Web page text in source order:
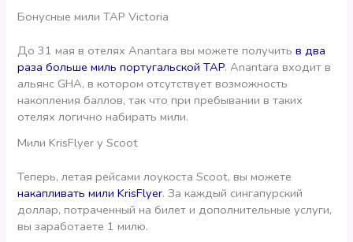
Бонусные мили TAP Victoria
До 31 мая в отелях Anantara вы можете получитьв два
раза больше миль португальской TAP. Anantara входит в
альянс GHA, в котором отсутствует возможность
накопления баллов, так что при пребывании в таких
отелях логично набирать мили.
Мили KrisFlyer у Scoot
Теперь, летая рейсами лоукоста Scoot, вы можете
накапливать мили KrisFlyer. За каждый сингапурский
доллар, потраченный на билет и дополнительные услуги,
вы заработаете 1 милю.